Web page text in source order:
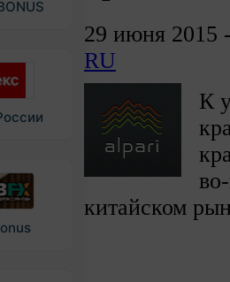
29 июня 2015
RU
К
китайском